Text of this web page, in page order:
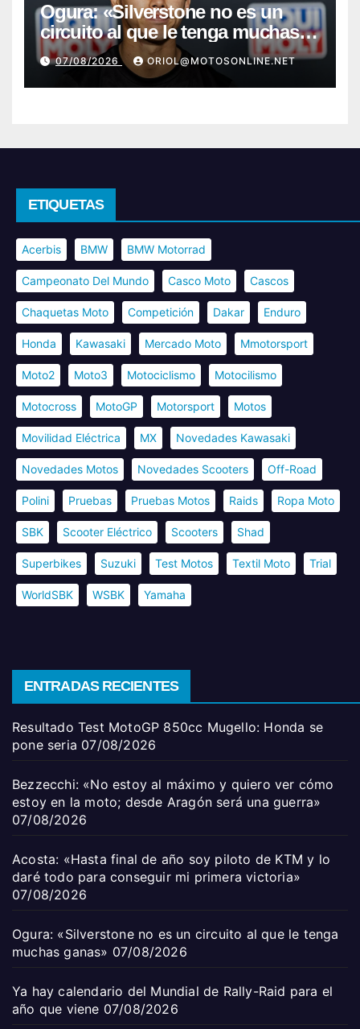
Ogura: «Silverstone no es un
circuito al que le tenga muchas
ganas»
07/08/2026 ORIOL@MOTOSONLINE.NET
ETIQUETAS
Acerbis BMW BMW Motorrad
Campeonato Del Mundo Casco Moto Cascos
Chaquetas Moto Competición Dakar Enduro
Honda Kawasaki Mercado Moto Mmotorsport
Moto2 Moto3 Motociclismo Motocilismo
Motocross MotoGP Motorsport Motos
Movilidad Eléctrica MX Novedades Kawasaki
Novedades Motos Novedades Scooters Off-Road
Polini Pruebas Pruebas Motos Raids Ropa Moto
SBK Scooter Eléctrico Scooters Shad
Superbikes Suzuki Test Motos Textil Moto Trial
WorldSBK WSBK Yamaha
ENTRADAS RECIENTES
Resultado Test MotoGP 850cc Mugello: Honda se
pone seria 07/08/2026
Bezzecchi: «No estoy al máximo y quiero ver cómo
estoy en la moto; desde Aragón será una guerra»
07/08/2026
Acosta: «Hasta final de año soy piloto de KTM y lo
daré todo para conseguir mi primera victoria»
07/08/2026
Ogura: «Silverstone no es un circuito al que le tenga
muchas ganas» 07/08/2026
Ya hay calendario del Mundial de Rally-Raid para el
año que viene 07/08/2026